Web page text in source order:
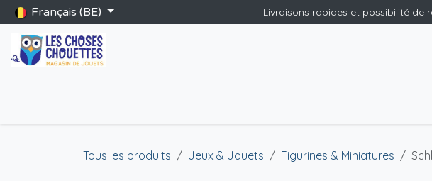
Se rendre au contenu
Français (BE) Livraisons rapides et possibilité de
Tous les produits Jeux & Jouets Figurines & Miniatures